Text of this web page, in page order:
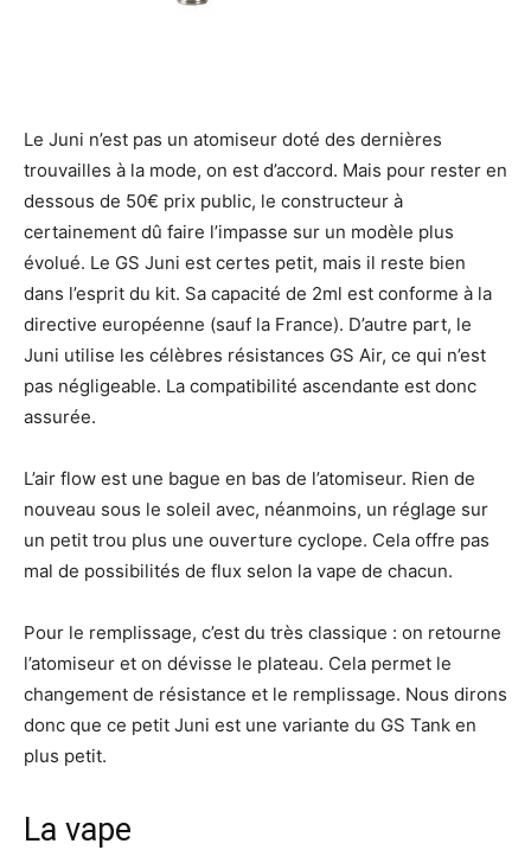
Le Juni n’est pas un atomiseur doté des dernières
trouvailles à la mode, on est d’accord. Mais pour rester en
dessous de 50€ prix public, le constructeur à
certainement dû faire l’impasse sur un modèle plus
évolué. Le GS Juni est certes petit, mais il reste bien
dans l’esprit du kit. Sa capacité de 2ml est conforme à la
directive européenne (sauf la France). D’autre part, le
Juni utilise les célèbres résistances GS Air, ce qui n’est
pas négligeable. La compatibilité ascendante est donc
assurée.
L’air flow est une bague en bas de l’atomiseur. Rien de
nouveau sous le soleil avec, néanmoins, un réglage sur
un petit trou plus une ouverture cyclope. Cela offre pas
mal de possibilités de flux selon la vape de chacun.
Pour le remplissage, c’est du très classique : on retourne
l’atomiseur et on dévisse le plateau. Cela permet le
changement de résistance et le remplissage. Nous dirons
donc que ce petit Juni est une variante du GS Tank en
plus petit.
La vape